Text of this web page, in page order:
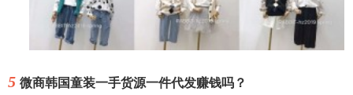
5 微商韩国童装一手货源一件代发赚钱吗？